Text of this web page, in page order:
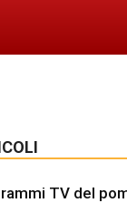
TV del